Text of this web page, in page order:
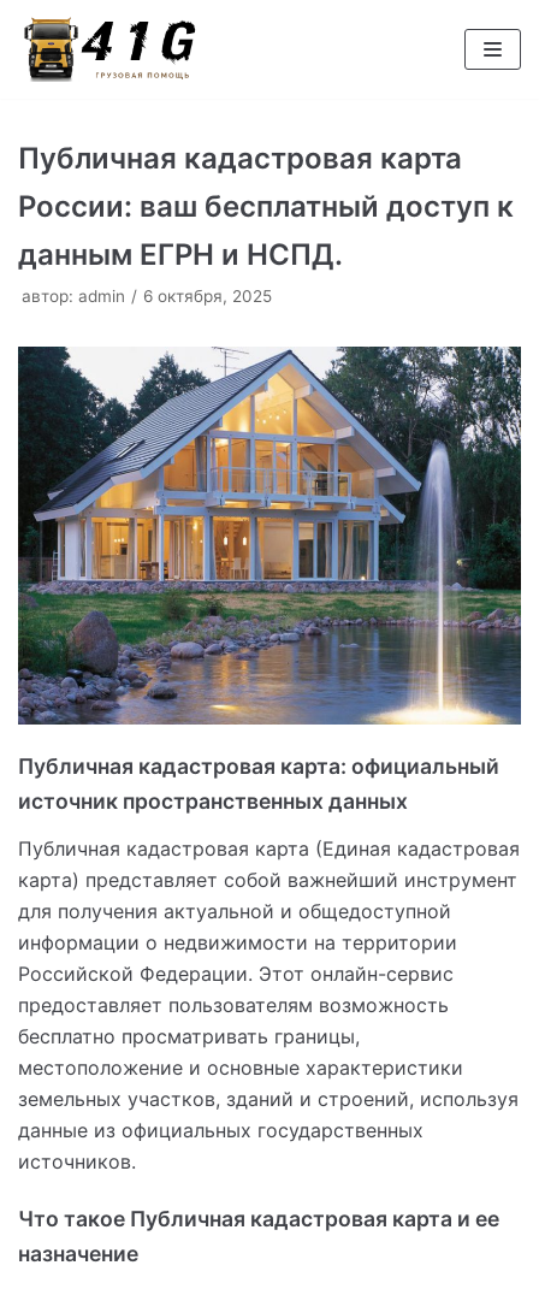
Перейти
к
Публичная кадастровая карта
России: ваш бесплатный доступ к
данным ЕГРН и НСПД.
автор: admin 6 октября, 2025
Публичная кадастровая карта: официальный
источник пространственных данных
Публичная кадастровая карта (Единая кадастровая
карта) представляет собой важнейший инструмент
для получения актуальной и общедоступной
информации о недвижимости на территории
Российской Федерации. Этот онлайн-сервис
предоставляет пользователям возможность
бесплатно просматривать границы,
местоположение и основные характеристики
земельных участков, зданий и строений, используя
данные из официальных государственных
источников.
Что такое Публичная кадастровая карта и ее
назначение